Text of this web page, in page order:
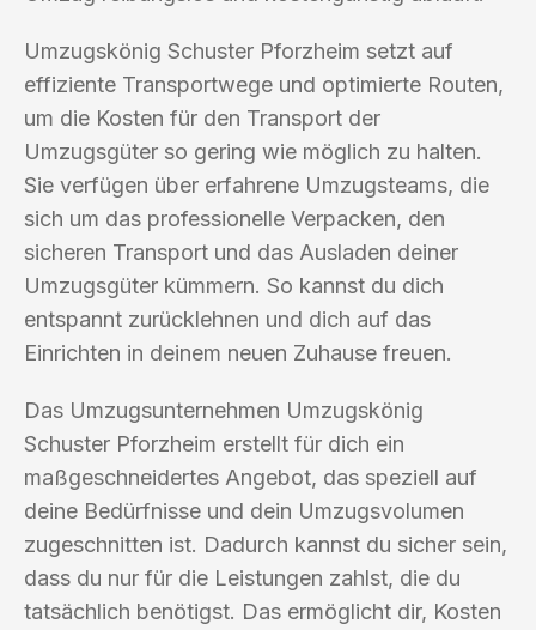
Umzugskönig Schuster Pforzheim setzt auf
effiziente Transportwege und optimierte Routen,
um die Kosten für den Transport der
Umzugsgüter so gering wie möglich zu halten.
Sie verfügen über erfahrene Umzugsteams, die
sich um das professionelle Verpacken, den
sicheren Transport und das Ausladen deiner
Umzugsgüter kümmern. So kannst du dich
entspannt zurücklehnen und dich auf das
Einrichten in deinem neuen Zuhause freuen.
Das Umzugsunternehmen Umzugskönig
Schuster Pforzheim erstellt für dich ein
maßgeschneidertes Angebot, das speziell auf
deine Bedürfnisse und dein Umzugsvolumen
zugeschnitten ist. Dadurch kannst du sicher sein,
dass du nur für die Leistungen zahlst, die du
tatsächlich benötigst. Das ermöglicht dir, Kosten